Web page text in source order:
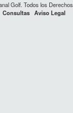
Golf. Todos los
Consultas Aviso Legal